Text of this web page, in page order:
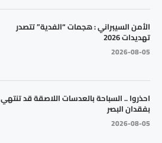
الأمن السيبراني : هجمات “الفدية” تتصدر
تهديدات 2026
2026-08-05
احذروا .. السباحة بالعدسات اللاصقة قد تنتهي
بفقدان البصر
2026-08-05